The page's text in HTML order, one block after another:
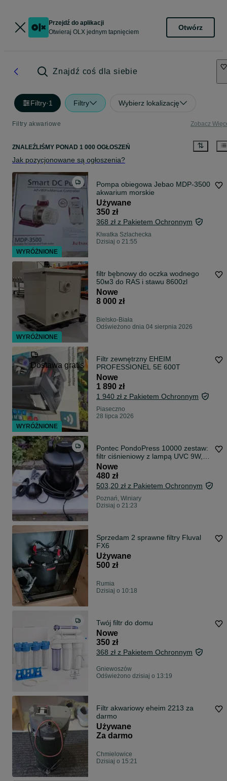
Przejdź do aplikacji
Otwieraj OLX jednym tapnięciem
Otwórz
Znajdź coś dla siebie
Filtry·1 Filtry Wybierz lokalizację
Filtry akwariowe Zobacz
ZNALEŹLIŚMY PONAD 1 000 OGŁOSZEŃ
Jak pozycjonowane są ogłoszenia?
Pompa obiegowa Jebao MDP-3500
akwarium morskie
Używane
350 zł
368 zł z Pakietem Ochronnym
Klwatka Szlachecka
Dzisiaj o 21:55
filtr bębnowy do oczka wodnego
50м3 do RAS i stawu 8600zl
Nowe
8 000 zł
Bielsko-Biała
Odświeżono dnia 04 sierpnia 2026
Dostawa gratis
Filtr zewnętrzny EHEIM
PROFESSIONEL 5E 600T
Nowe
1 890 zł
1 940 zł z Pakietem Ochronnym
Piaseczno
28 lipca 2026
Pontec PondoPress 10000 zestaw:
filtr ciśnieniowy z lampą UVC 9W,
pompa 2500l/h
Nowe
480 zł
503,20 zł z Pakietem Ochronnym
Poznań, Winiary
Dzisiaj o 21:23
Sprzedam 2 sprawne filtry Fluval
FX6
Używane
500 zł
Rumia
Dzisiaj o 10:18
Twój filtr do domu
Nowe
350 zł
368 zł z Pakietem Ochronnym
Gniewoszów
Odświeżono dzisiaj o 13:19
Filtr akwariowy eheim 2213 za
darmo
Używane
Za darmo
Chmielowice
Dzisiaj o 15:21
WYRÓŻNIONE
WYRÓŻNIONE
WYRÓŻNIONE